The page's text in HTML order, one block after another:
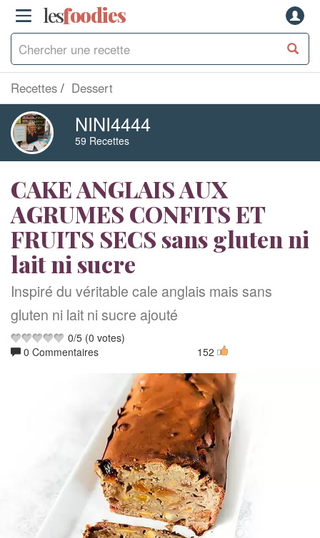
lesfoodies
Recettes Dessert
NINI4444
59 Recettes
CAKE ANGLAIS AUX
AGRUMES CONFITS ET
FRUITS SECS sans gluten ni
lait ni sucre
Inspiré du véritable cale anglais mais sans
gluten ni lait ni sucre ajouté
0/5 (0 votes)
0 Commentaires
152